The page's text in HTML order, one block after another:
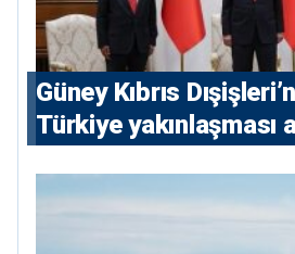
Güney Kıbrıs
Türkiye yakınlaşması